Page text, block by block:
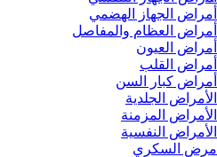
أمراض الجهاز الهضمي
أمراض العظام والمفاصل
أمراض العيون
أمراض القلب
أمراض كبار السن
الأمراض الجلدية
الأمراض المزمنة
الأمراض النفسية
مرض السكري